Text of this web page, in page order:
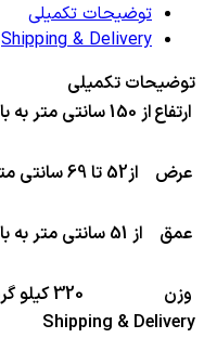
توضیحات تکمیلی
Shipping & Delivery
توضیحات تکمیلی
ارتفاعاز 150 سانتی متر به بالا
عرض از52 تا 69 سانتی متر
عمق از 51 سانتی متر به بالا
وزن
320 کیلو گرم
Shipping & Delivery